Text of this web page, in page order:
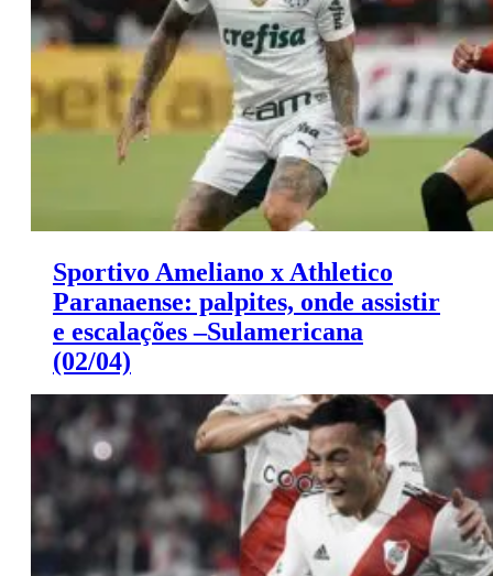
Sportivo Ameliano x Athletico
Paranaense: palpites, onde assistir
e escalações –Sulamericana
(02/04)
Sportivo Ameliano x Athletico Paranaense: palpites
Sulamericana (02/04)